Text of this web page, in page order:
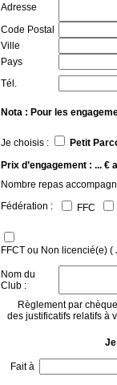
Adresse
Code Postal
Ville
Pays
Tél.
Nota : Pour les
Je choisis :
Petit
Prix d’engagement : ...
Nombre repas
Fédération :
FFC
FFCT ou Non licencié(e)
Nom du
Club :
Règlement par
des justificatifs relatifs à
Fait à